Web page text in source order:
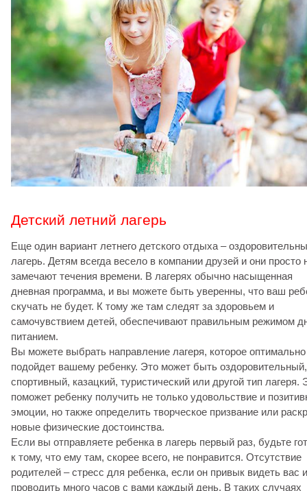
Детский летний лагерь
Еще один вариант летнего детского отдыха –
лагерь. Детям всегда весело в компании друзей и они просто
замечают течения времени. В лагерях обычно насыщенная
дневная программа, и вы можете быть уверенны, что ваш
скучать не будет. К тому же там следят за здоровьем и
самочувствием детей, обеспечивают правильным режимом
питанием.
Вы можете выбрать направление лагеря, которое оптимально
подойдет вашему ребенку. Это может быть оздоровительный,
спортивный, казацкий, туристический или другой тип лагеря.
поможет ребенку получить не только удовольствие и
эмоции, но также определить творческое призвание или
новые физические достоинства.
Если вы отправляете ребенка в лагерь первый раз, будьте
к тому, что ему там, скорее всего, не понравится. Отсутствие
родителей – стресс для ребенка, если он привык видеть вас и
проводить много часов с вами каждый день. В таких случаях